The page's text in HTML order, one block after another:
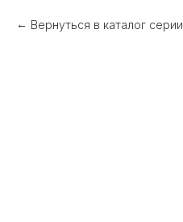
Вернуться в каталог серии